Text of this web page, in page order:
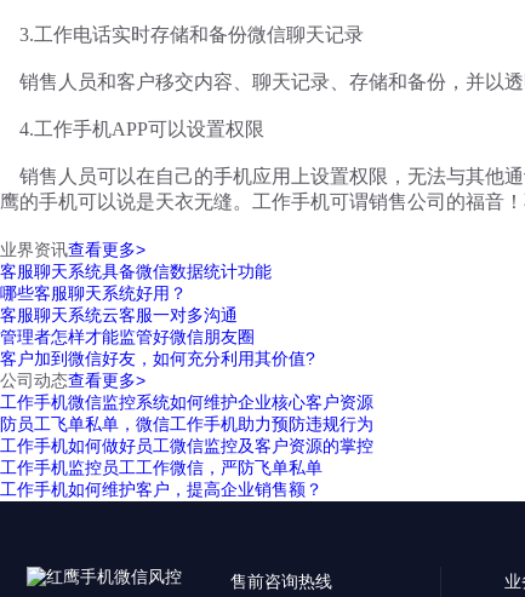
3.工作电话实时存储和备份微信聊天记录
销售人员和客户移交内容、聊天记录、存储和备份，并以
4.工作手机APP可以设置权限
销售人员可以在自己的手机应用上设置权限，无法与其他
鹰的手机可以说是天衣无缝。工作手机可谓销售公司的福音
业界资讯查看更多>
客服聊天系统具备微信数据统计功能
哪些客服聊天系统好用？
客服聊天系统云客服一对多沟通
管理者怎样才能监管好微信朋友圈
客户加到微信好友，如何充分利用其价值?
公司动态查看更多>
工作手机微信监控系统如何维护企业核心客户资源
防员工飞单私单，微信工作手机助力预防违规行为
工作手机如何做好员工微信监控及客户资源的掌控
工作手机监控员工工作微信，严防飞单私单
工作手机如何维护客户，提高企业销售额？
售前咨询热线 业